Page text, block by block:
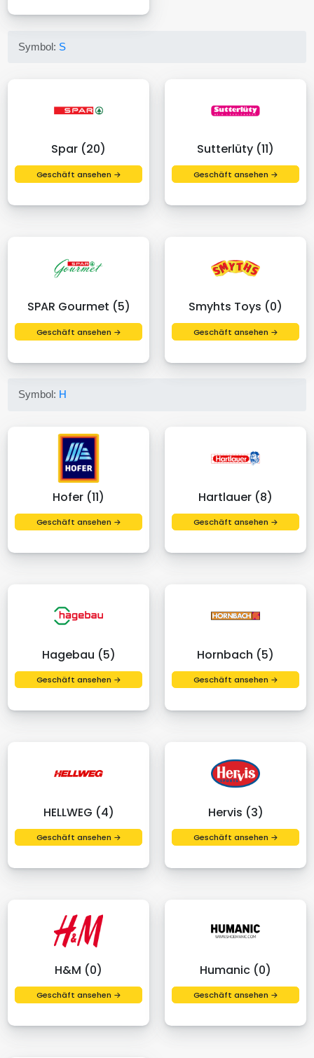
Symbol: S
Spar (20)
Geschäft ansehen →
Sutterlüty (11)
Geschäft ansehen →
SPAR Gourmet (5)
Geschäft ansehen →
Smyhts Toys (0)
Geschäft ansehen →
Symbol: H
Hofer (11)
Geschäft ansehen →
Hartlauer (8)
Geschäft ansehen →
Hagebau (5)
Geschäft ansehen →
Hornbach (5)
Geschäft ansehen →
HELLWEG (4)
Geschäft ansehen →
Hervis (3)
Geschäft ansehen →
H&M (0)
Geschäft ansehen →
Humanic (0)
Geschäft ansehen →